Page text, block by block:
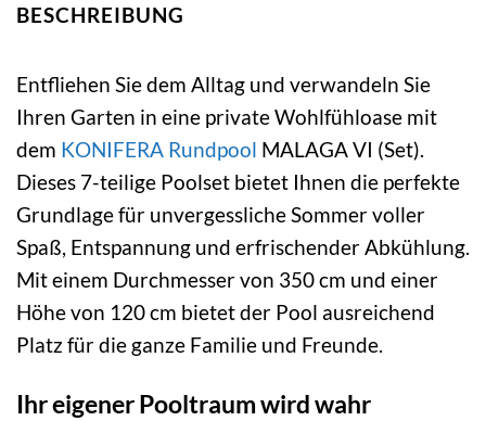
BESCHREIBUNG
Entfliehen Sie dem Alltag und verwandeln Sie
Ihren Garten in eine private Wohlfühloase mit
dem KONIFERA Rundpool MALAGA VI (Set).
Dieses 7-teilige Poolset bietet Ihnen die perfekte
Grundlage für unvergessliche Sommer voller
Spaß, Entspannung und erfrischender Abkühlung.
Mit einem Durchmesser von 350 cm und einer
Höhe von 120 cm bietet der Pool ausreichend
Platz für die ganze Familie und Freunde.
Ihr eigener Pooltraum wird wahr